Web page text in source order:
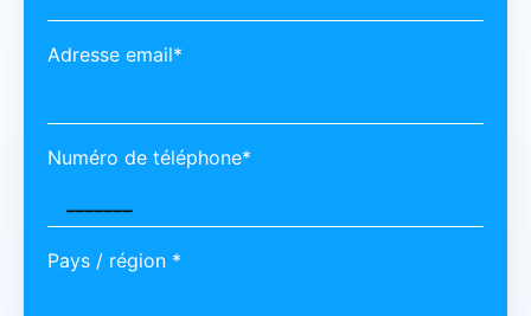
Adresse email*
Numéro de téléphone*
Pays / région *